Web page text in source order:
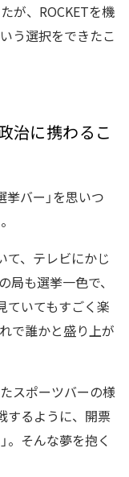
が、ROCKETを機
う選択をできたこ
治に携わるこ
バー」を思いつ
て、テレビにかじ
局も選挙一色で、
ていてもすごく楽
で誰かと盛り上が
スポーツバーの様
するように、開票
。そんな夢を抱く